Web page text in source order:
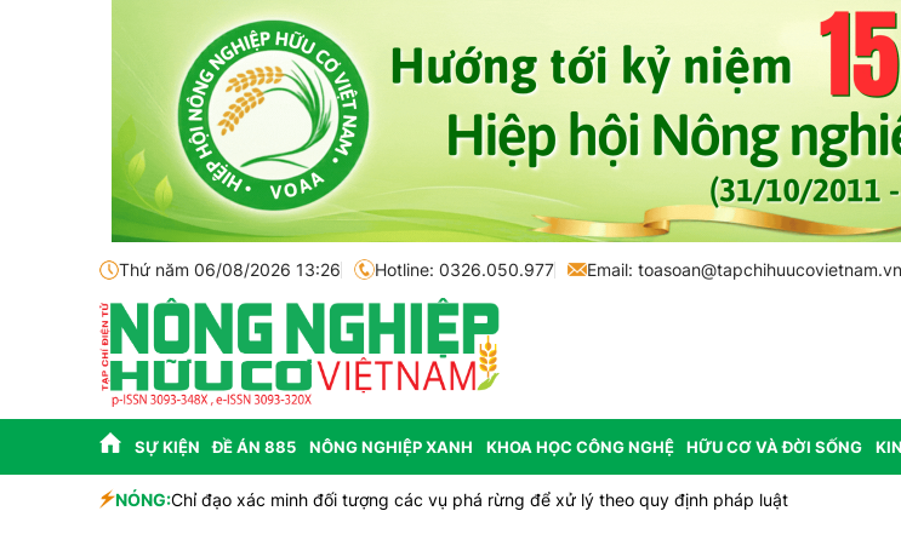
Thứ năm 06/08/2026 13:26 Hotline: 0326.050.977 Email: toasoan@tapchihuucovietnam.vn
SỰ KIỆN ĐỀ ÁN 885 NÔNG NGHIỆP XANH KHOA HỌC CÔNG NGHỆ HỮU CƠ VÀ ĐỜI SỐNG
NÓNG:Chỉ đạo xác minh đối tượng các vụ phá rừng để xử lý theo quy định pháp luật